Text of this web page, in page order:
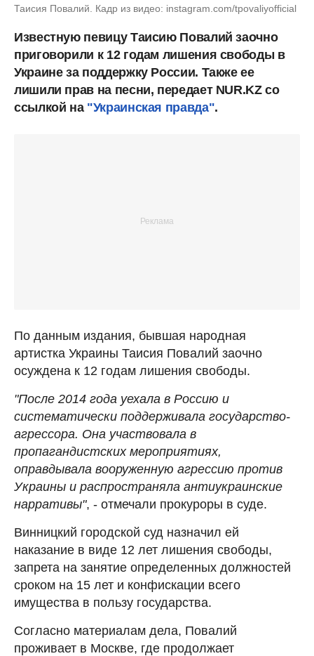
Таисия Повалий. Кадр из видео: instagram.com/tpovaliyofficial
Известную певицу Таисию Повалий заочно
приговорили к 12 годам лишения свободы в
Украине за поддержку России. Также ее
лишили прав на песни, передает NUR.KZ со
ссылкой на "Украинская правда".
По данным издания, бывшая народная
артистка Украины Таисия Повалий заочно
осуждена к 12 годам лишения свободы.
"После 2014 года уехала в Россию и
систематически поддерживала государство-
агрессора. Она участвовала в
пропагандистских мероприятиях,
оправдывала вооруженную агрессию против
Украины и распространяла антиукраинские
нарративы", - отмечали прокуроры в суде.
Винницкий городской суд назначил ей
наказание в виде 12 лет лишения свободы,
запрета на занятие определенных должностей
сроком на 15 лет и конфискации всего
имущества в пользу государства.
Согласно материалам дела, Повалий
проживает в Москве, где продолжает